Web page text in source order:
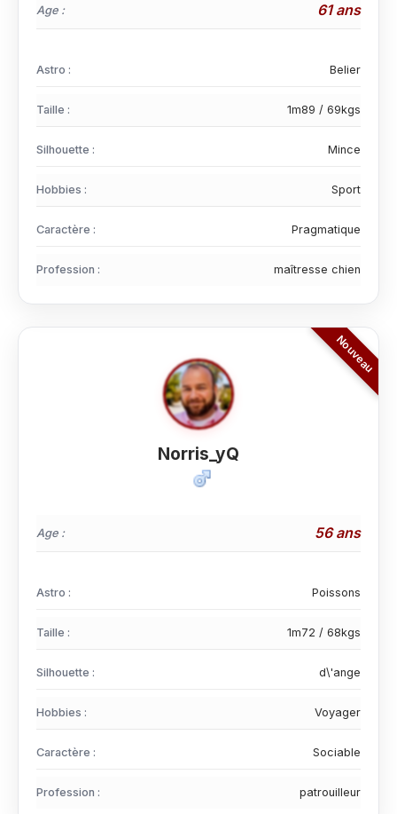
Age : 61 ans
Astro : Belier
Taille : 1m89 / 69kgs
Silhouette : Mince
Hobbies : Sport
Caractère : Pragmatique
Profession : maîtresse chien
Norris_yQ
Age : 56 ans
Astro : Poissons
Taille : 1m72 / 68kgs
Silhouette : d\'ange
Hobbies : Voyager
Caractère : Sociable
Profession : patrouilleur